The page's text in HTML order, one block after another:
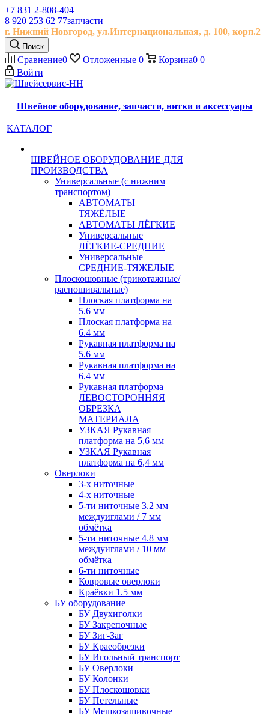
+7 831 2-808-404
8 920 253 62 77запчасти
г. Нижний Новгород, ул.Интернациональная, д. 100, корп.2
Поиск
Сравнение0 Отложенные 0 Корзина0 0
Войти
Швейное оборудование, запчасти, нитки и аксессуары
КАТАЛОГ
ШВЕЙНОЕ ОБОРУДОВАНИЕ ДЛЯ
ПРОИЗВОДСТВА
Универсальные (с нижним
транспортом)
АВТОМАТЫ
ТЯЖЁЛЫЕ
АВТОМАТЫ ЛЁГКИЕ
Универсальные
ЛЁГКИЕ-СРЕДНИЕ
Универсальные
СРЕДНИЕ-ТЯЖЕЛЫЕ
Плоскошовные (трикотажные/
распошивальные)
Плоская платформа на
5.6 мм
Плоская платформа на
6.4 мм
Рукавная платформа на
5.6 мм
Рукавная платформа на
6.4 мм
Рукавная платформа
ЛЕВОСТОРОННЯЯ
ОБРЕЗКА
МАТЕРИАЛА
УЗКАЯ Рукавная
платформа на 5,6 мм
УЗКАЯ Рукавная
платформа на 6,4 мм
Оверлоки
3-х ниточные
4-х ниточные
5-ти ниточные 3.2 мм
междуиглами / 7 мм
обмётка
5-ти ниточные 4.8 мм
междуиглами / 10 мм
обмётка
6-ти ниточные
Ковровые оверлоки
Краёвки 1.5 мм
БУ оборудование
БУ Двухиголки
БУ Закрепочные
БУ Зиг-Заг
БУ Краеобрезки
БУ Игольный транспорт
БУ Оверлоки
БУ Колонки
БУ Плоскошовки
БУ Петельные
БУ Мешкозашивочные